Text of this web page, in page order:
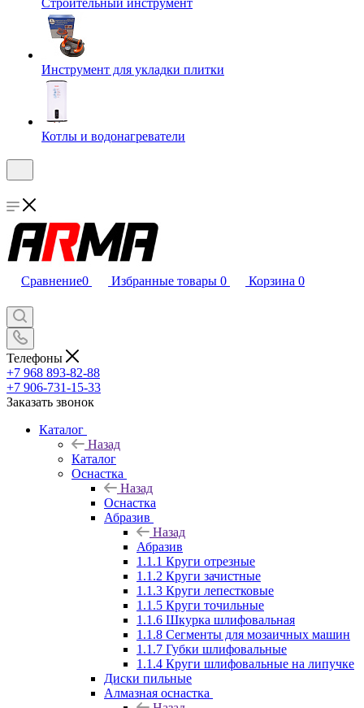
Строительный инструмент
Инструмент для укладки плитки
Котлы и водонагреватели
Сравнение0 Избранные товары 0 Корзина 0
Телефоны
+7 968 893-82-88
+7 906-731-15-33
Заказать звонок
Каталог
Назад
Каталог
Оснастка
Назад
Оснастка
Абразив
Назад
Абразив
1.1.1 Круги отрезные
1.1.2 Круги зачистные
1.1.3 Круги лепестковые
1.1.5 Круги точильные
1.1.6 Шкурка шлифовальная
1.1.8 Сегменты для мозаичных машин
1.1.7 Губки шлифовальные
1.1.4 Круги шлифовальные на липучке
Диски пильные
Алмазная оснастка